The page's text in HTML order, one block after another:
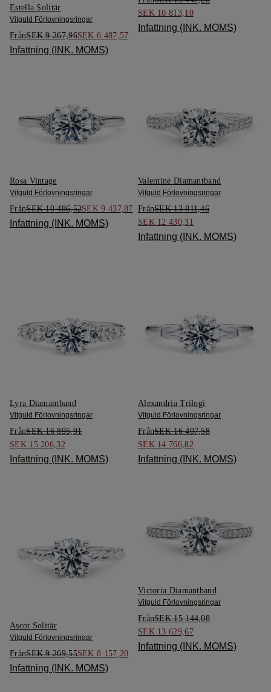
Estella Solitär
Vitguld Förlovningsringar
FrånSEK 9 267,96SEK 6 487,57
Infattning (INK. MOMS)
SEK 10 813,10
Infattning (INK. MOMS)
Rosa Vintage
Vitguld Förlovningsringar
FrånSEK 10 486,52SEK 9 437,87
Infattning (INK. MOMS)
Valentine Diamantband
Vitguld Förlovningsringar
FrånSEK 13 811,46
SEK 12 430,31
Infattning (INK. MOMS)
Lyra Diamantband
Vitguld Förlovningsringar
FrånSEK 16 895,91
SEK 15 206,32
Infattning (INK. MOMS)
Alexandria Trilogi
Vitguld Förlovningsringar
FrånSEK 16 407,58
SEK 14 766,82
Infattning (INK. MOMS)
Ascot Solitär
Vitguld Förlovningsringar
FrånSEK 9 269,55SEK 8 157,20
Infattning (INK. MOMS)
Victoria Diamantband
Vitguld Förlovningsringar
FrånSEK 15 144,08
SEK 13 629,67
Infattning (INK. MOMS)